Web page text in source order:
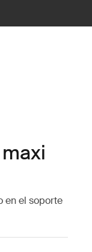
en el soporte